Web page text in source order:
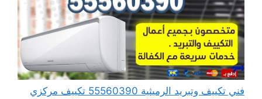
فني تكييف وتبريد الرميثية 55560390 تكييف مركزي